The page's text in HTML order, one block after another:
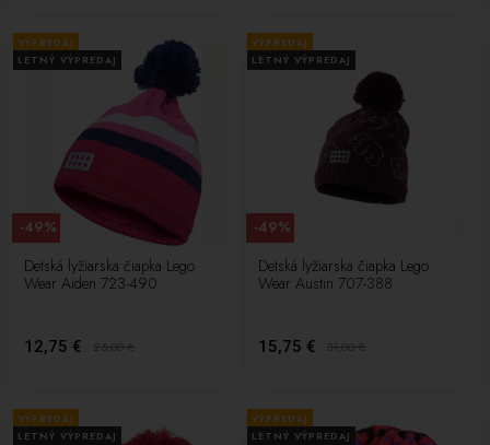
VÝPREDAJ
LETNÝ VÝPREDAJ
Detská lyžiarska čiapka Lego
Wear Aiden 723-490
12,75 € 25,00€
-49%
VÝPREDAJ
LETNÝ VÝPREDAJ
Detská lyžiarska čiapka Lego
Wear Austin 707-388
15,75 € 31,00€
-49%
VÝPREDAJ
LETNÝ VÝPREDAJ
VÝPREDAJ
LETNÝ VÝPREDAJ